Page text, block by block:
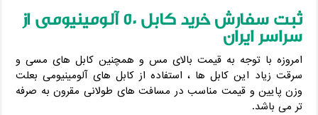
ثبت سفارش خرید کابل 50 آلومینیومی از
سراسر ایران
امروزه با توجه به قیمت بالای مس و همچنین کابل های مسی و
سرقت زیاد این کابل ها ، استفاده از کابل های آلومینیومی بعلت
وزن پایین و قیمت مناسب در مسافت های طولانی مقرون به صرفه
تر می باشد.